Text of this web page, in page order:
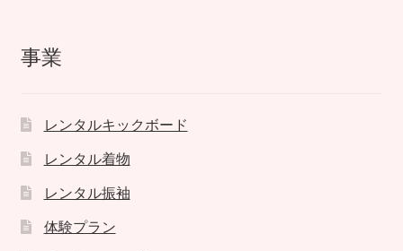
事業
レンタルキックボード
レンタル着物
レンタル振袖
体験プラン